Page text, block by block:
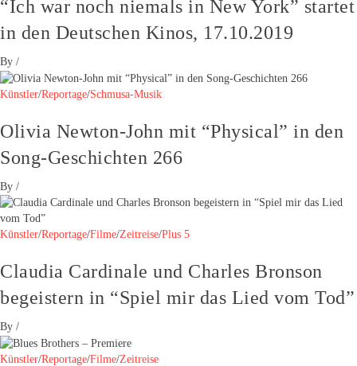
“Ich war noch niemals in New York” startet
in den Deutschen Kinos, 17.10.2019
By /
Künstler/Reportage/Schmusa-Musik
Olivia Newton-John mit “Physical” in den
Song-Geschichten 266
By /
Künstler/Reportage/Filme/Zeitreise/Plus 5
Claudia Cardinale und Charles Bronson
begeistern in “Spiel mir das Lied vom Tod”
By /
Künstler/Reportage/Filme/Zeitreise